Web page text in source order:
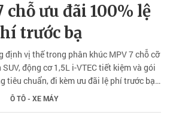
chỗ ưu đãi 100% lệ
trước bạ
định vị thế trong phân khúc MPV 7 chỗ cỡ
động cơ 1,5L i-VTEC tiết kiệm và gói
tiêu chuẩn, đi kèm ưu đãi lệ phí trước bạ
trong tháng 8/2026.
Ô TÔ - XE MÁY